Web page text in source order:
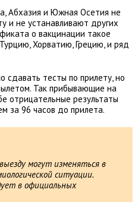
Абхазия и Южная Осетия не
и не устанавливают других
о вакцинации такое
Хорватию, Грецию, и ряд
сдавать тесты по прилету, но
Так прибывающие на
отрицательные результаты
за 96 часов до прилета.
могут изменяться в
ситуации.
в официальных